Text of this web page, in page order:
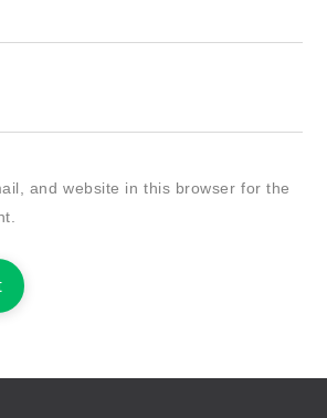
and website in this browser for the